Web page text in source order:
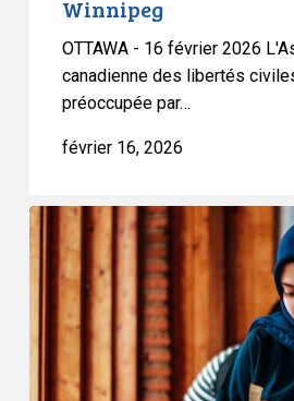
Winnipeg
OTTAWA - 16 février 2026
canadienne des libertés
préoccupée par…
février 16, 2026
L’ACLC
dépose
un
mémoire
sur
projet